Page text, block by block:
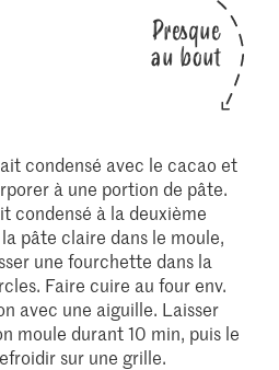
Presque
au bout
condensé avec le cacao et
à une portion de pâte.
condensé à la deuxième
pâte claire dans le moule,
une fourchette dans la
Faire cuire au four env.
avec une aiguille. Laisser
moule durant 10 min, puis le
sur une grille.